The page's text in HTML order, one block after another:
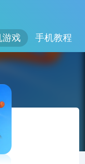
游戏 手机教程